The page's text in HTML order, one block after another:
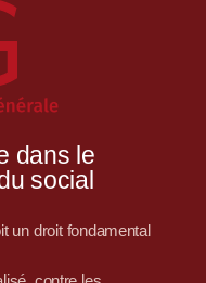
dans le
social
un droit fondamental